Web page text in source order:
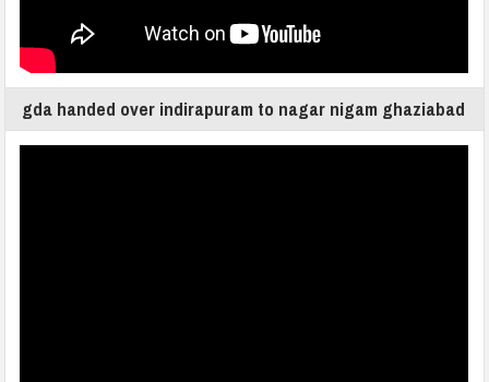
gda handed over indirapuram to nagar nigam ghaziabad